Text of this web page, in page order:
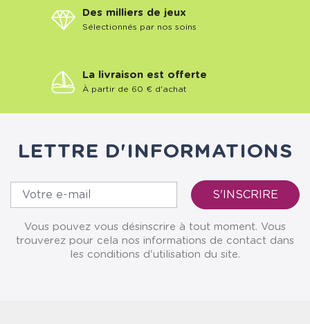
Des milliers de jeux
Sélectionnés par nos soins
La livraison est offerte
À partir de 60 € d'achat
LETTRE D'INFORMATIONS
Vous pouvez vous désinscrire à tout moment. Vous
trouverez pour cela nos informations de contact dans
les conditions d'utilisation du site.